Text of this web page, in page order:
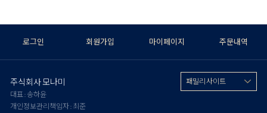
로그인 회원가입 마이페이지 주문내역
주식회사 모나미
대표 : 송하윤
개인정보관리책임자 : 최준
패밀리 사이트